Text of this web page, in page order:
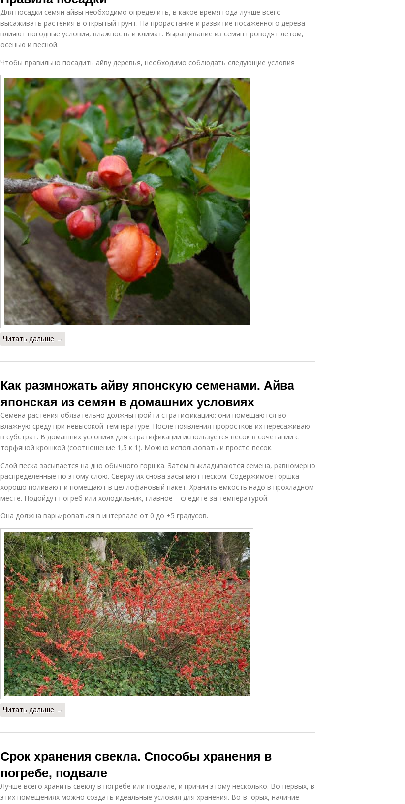
Для посадки семян айвы необходимо определить, в какое время года лучше всего
высаживать растения в открытый грунт. На прорастание и развитие посаженного дерева
влияют погодные условия, влажность и климат. Выращивание из семян проводят летом,
осенью и весной.
Чтобы правильно посадить айву деревья, необходимо соблюдать следующие условия
Читать дальше →
Как размножать айву японскую семенами. Айва
японская из семян в домашних условиях
Семена растения обязательно должны пройти стратификацию: они помещаются во
влажную среду при невысокой температуре. После появления проростков их пересаживают
в субстрат. В домашних условиях для стратификации используется песок в сочетании с
торфяной крошкой (соотношение 1,5 к 1). Можно использовать и просто песок.
Слой песка засыпается на дно обычного горшка. Затем выкладываются семена, равномерно
распределенные по этому слою. Сверху их снова засыпают песком. Содержимое горшка
хорошо поливают и помещают в целлофановый пакет. Хранить емкость надо в прохладном
месте. Подойдут погреб или холодильник, главное – следите за температурой.
Она должна варьироваться в интервале от 0 до +5 градусов.
Читать дальше →
Срок хранения свекла. Способы хранения в
погребе, подвале
Лучше всего хранить свёклу в погребе или подвале, и причин этому несколько. Во-первых, в
этих помещениях можно создать идеальные условия для хранения. Во-вторых, наличие